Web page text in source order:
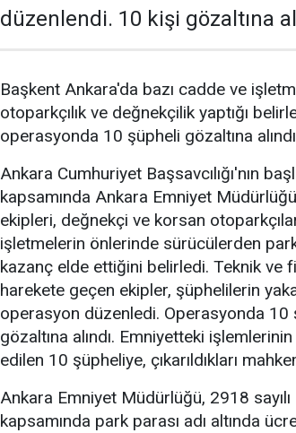
düzenlendi. 10 kişi gözaltına
Başkent Ankara'da bazı cadde ve
otoparkçılık ve değnekçilik yaptığı
operasyonda 10 şüpheli gözaltına
Ankara Cumhuriyet Başsavcılığı'nın
kapsamında Ankara Emniyet
ekipleri, değnekçi ve korsan
işletmelerin önlerinde sürücülerden
kazanç elde ettiğini belirledi. Teknik ve
harekete geçen ekipler, şüphelilerin
operasyon düzenledi. Operasyonda 10
gözaltına alındı. Emniyetteki
edilen 10 şüpheliye, çıkarıldıkları
Ankara Emniyet Müdürlüğü, 2918
kapsamında park parası adı altında